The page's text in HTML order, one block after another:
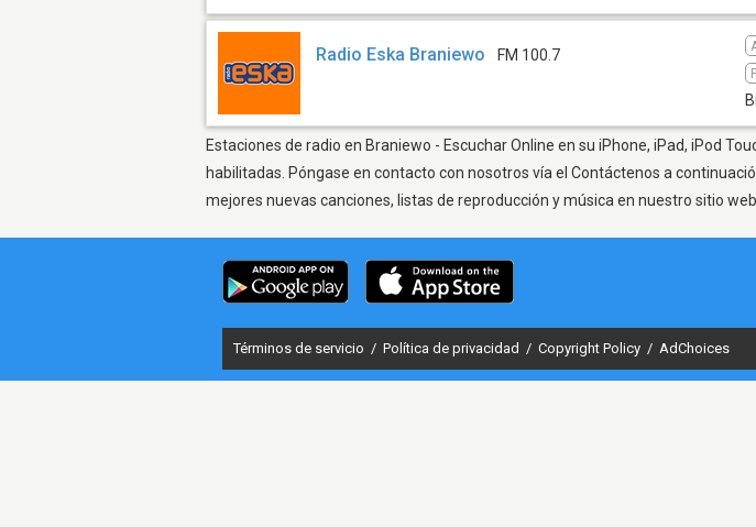
Radio Eska Braniewo FM 100.7
Estaciones de radio en Braniewo - Escuchar Online en su iPhone, iPad, iPod
habilitadas. Póngase en contacto con nosotros vía el Contáctenos a
mejores nuevas canciones, listas de reproducción y música en nuestro sitio
Términos de servicio / Política de privacidad / Copyright Policy / AdChoices